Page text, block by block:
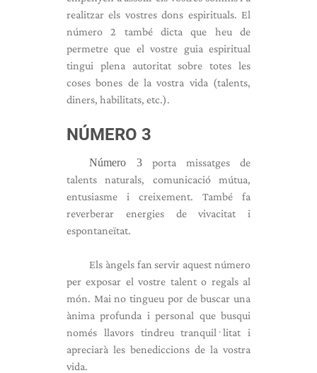
realitzar els vostres dons espirituals. El
número 2 també dicta que heu de
permetre que el vostre guia espiritual
tingui plena autoritat sobre totes les
coses bones de la vostra vida (talents,
diners, habilitats, etc.).
NÚMERO 3
Número 3 porta missatges de
talents naturals, comunicació mútua,
entusiasme i creixement. També fa
reverberar energies de vivacitat i
espontaneïtat.
Els àngels fan servir aquest número
per exposar el vostre talent o regals al
món. Mai no tingueu por de buscar una
ànima profunda i personal que busqui
només llavors tindreu tranquil·litat i
apreciarà les benediccions de la vostra
vida.